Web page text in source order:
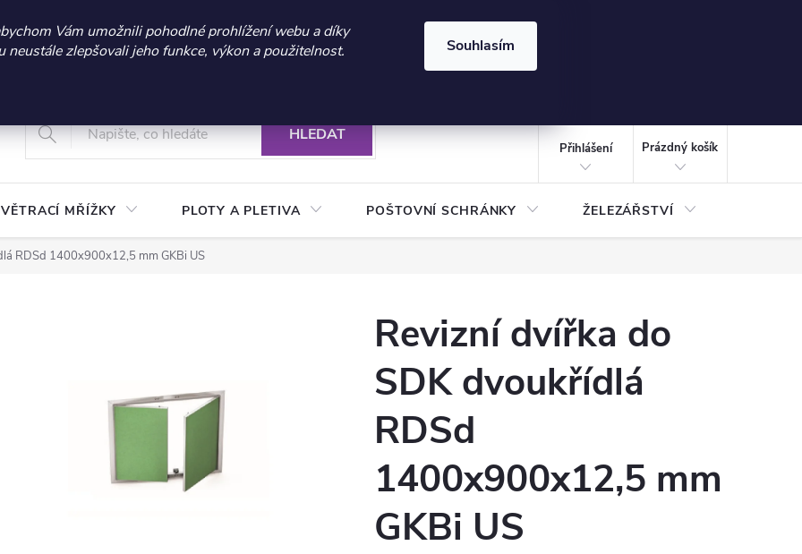
sleva 300 Kč při nákupu nad 3.000 Kč | Platnost do 21.9.2026 ⏰ | Kód: LÉTO2026
Vám umožnili pohodlné prohlížení webu a díky
neustále zlepšovali jeho funkce, výkon a použitelnost.
Souhlasím
+420 604 269 200
Vrácení a reklamace zboží Podmínky ochrany osobních údajů
HLEDAT
Přihlášení
KOŠÍK
Prázdný košík
VĚTRACÍ MŘÍŽKY PLOTY A PLETIVA POŠTOVNÍ SCHRÁNKY ŽELEZÁŘSTVÍ
RDSd 1400x900x12,5 mm GKBi US
Revizní dvířka do
SDK dvoukřídlá
RDSd
1400x900x12,5 mm
GKBi US